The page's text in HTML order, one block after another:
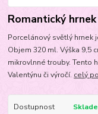
Romantický hrnek
Porcelánový světlý hrnek
Objem 320 ml. Výška 9,5
mikrovlnné trouby. Tento
Valentýnu či výročí. celý
Dostupnost